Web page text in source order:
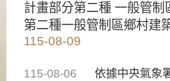
計畫部分第二種 一般管制
第二種一般管制區鄉村建
115-08-09
115-08-06
依據中央氣象署資料顯示，白海豚颱風持續接近臺